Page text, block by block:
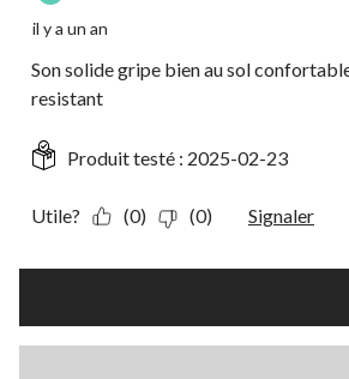
il y a un an
Son solide gripe bien au sol
resistant
Produit testé : 2025-02-23
Utile? (0) (0) Signaler